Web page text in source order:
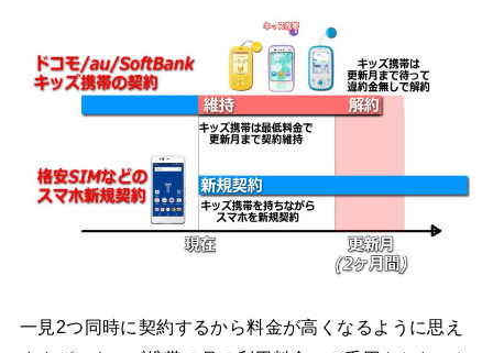
一見2つ同時に契約するから料金が高くなるように思え